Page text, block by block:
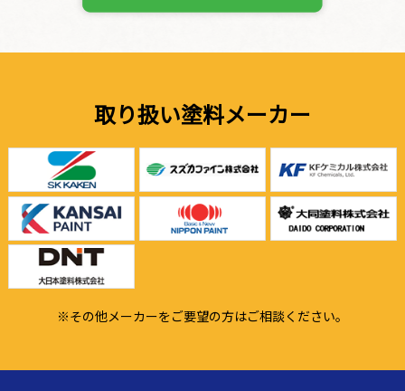
取り扱い塗料メーカー
※その他メーカーをご要望の方はご相談ください。